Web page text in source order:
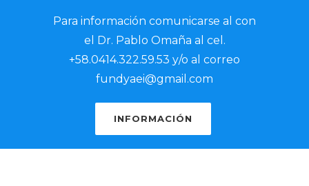
Para información comunicarse al con
el Dr. Pablo Omaña al cel.
+58.0414.322.59.53 y/o al correo
fundyaei@gmail.com
INFORMACIÓN